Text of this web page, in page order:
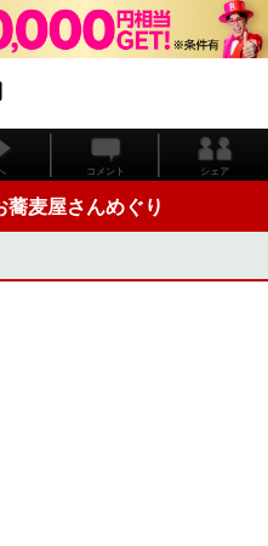
コメント シェア
麦屋さんめぐり